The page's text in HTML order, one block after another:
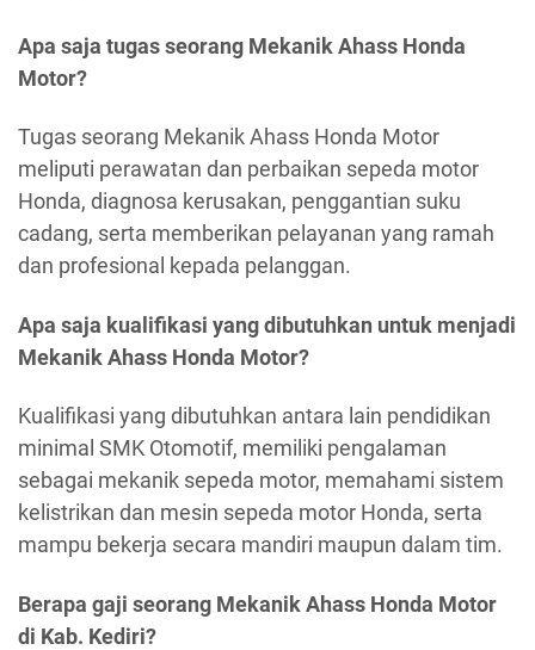
Apa saja tugas seorang Mekanik Ahass Honda
Motor?
Tugas seorang Mekanik Ahass Honda Motor
meliputi perawatan dan perbaikan sepeda motor
Honda, diagnosa kerusakan, penggantian suku
cadang, serta memberikan pelayanan yang ramah
dan profesional kepada pelanggan.
Apa saja kualifikasi yang dibutuhkan untuk menjadi
Mekanik Ahass Honda Motor?
Kualifikasi yang dibutuhkan antara lain pendidikan
minimal SMK Otomotif, memiliki pengalaman
sebagai mekanik sepeda motor, memahami sistem
kelistrikan dan mesin sepeda motor Honda, serta
mampu bekerja secara mandiri maupun dalam tim.
Berapa gaji seorang Mekanik Ahass Honda Motor
di Kab. Kediri?